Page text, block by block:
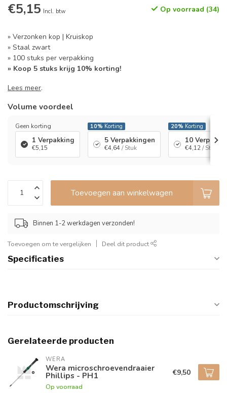
€5,15 Incl. btw Op voorraad (34)
» Verzonken kop | Kruiskop
» Staal zwart
» 100 stuks per verpakking
» Koop 5 stuks krijg 10% korting!
Lees meer.
Volume voordeel
Geen korting
1 Verpakking
€5,15
10% Korting
5 Verpakkingen
€4,64/ Stuk
20% Korting
10
€4,12/ Stuk
Toevoegen aan winkelwagen
Binnen 1-2 werkdagen verzonden!
Toevoegen om te vergelijken Deel dit product
Specificaties
Productomschrijving
Gerelateerde producten
WERA
Wera microschroevendraaier
Phillips - PH1
Op voorraad
€9,50